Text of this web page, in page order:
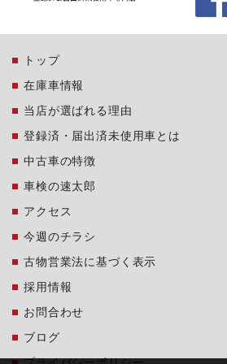
トップ
在庫車情報
当店が選ばれる理由
登録済・届出済未使用車とは
中古車の特徴
車検の速太郎
アクセス
今週のチラシ
古物営業法に基づく表示
採用情報
お問合わせ
ブログ